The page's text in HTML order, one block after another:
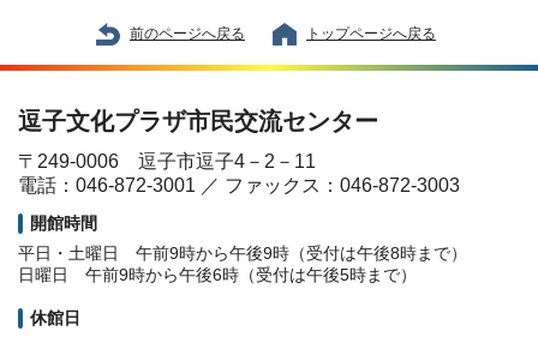
前のページへ戻る トップページへ戻る
逗子文化プラザ市民交流センター
〒249-0006 逗子市逗子4－2－11
電話：046-872-3001 ／ ファックス：046-872-3003
開館時間
平日・土曜日 午前9時から午後9時（受付は午後8時まで）
日曜日 午前9時から午後6時（受付は午後5時まで）
休館日